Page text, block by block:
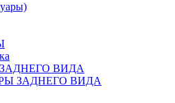
ВИДА
ЗАДНЕГО ВИДА